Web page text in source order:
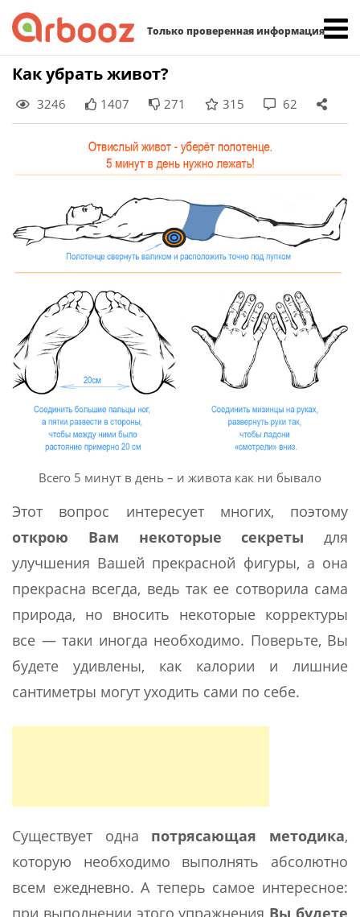
Только проверенная информация
Skip
content
Как убрать живот?
3246 1407 271 315 62
Всего 5 минут в день – и живота как ни бывало
Этот вопрос интересует многих, поэтому
открою Вам некоторые секреты для
улучшения Вашей прекрасной фигуры, а она
прекрасна всегда, ведь так ее сотворила сама
природа, но вносить некоторые корректуры
все — таки иногда необходимо. Поверьте, Вы
будете удивлены, как калории и лишние
сантиметры могут уходить сами по себе.
Существует одна потрясающая методика,
которую необходимо выполнять абсолютно
всем ежедневно. А теперь самое интересное:
Найти: